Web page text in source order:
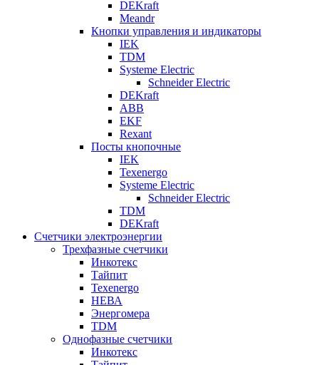
DEKraft
Meandr
Кнопки управления и индикаторы
IEK
TDM
Systeme Electric
Schneider Electric
DEKraft
ABB
EKF
Rexant
Посты кнопочные
IEK
Texenergo
Systeme Electric
Schneider Electric
TDM
DEKraft
Счетчики электроэнергии
Трехфазные счетчики
Инкотекс
Тайпит
Texenergo
НЕВА
Энергомера
TDM
Однофазные счетчики
Инкотекс